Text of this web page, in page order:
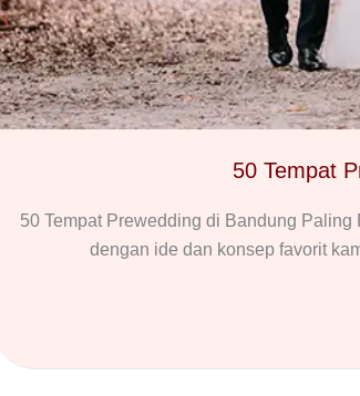
50 Tempat
50 Tempat Prewedding di Bandung
dengan ide dan konsep favorit